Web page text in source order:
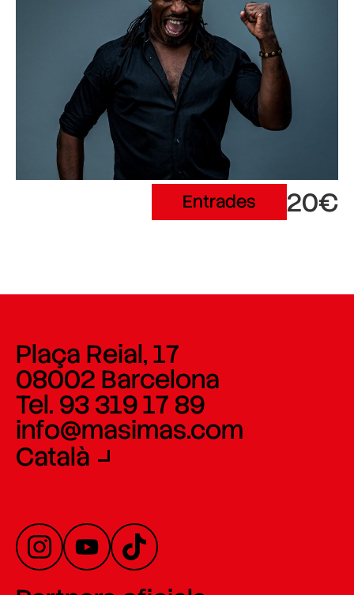
Entrades 20€
Plaça Reial, 17
08002 Barcelona
Tel. 93 319 17 89
info@masimas.com
Català